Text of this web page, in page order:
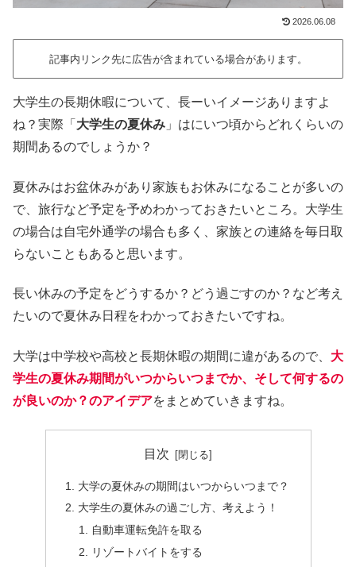
2026.06.08
記事内リンク先に広告が含まれている場合があります。
大学生の長期休暇について、長ーいイメージありますよ
ね？実際「 大学生の夏休み 」はにいつ頃からどれくらいの
期間あるのでしょうか？
夏休みはお盆休みがあり家族もお休みになることが多いの
で、旅行など予定を予めわかっておきたいところ。大学生
の場合は自宅外通学の場合も多く、家族との連絡を毎日取
らないこともあると思います。
長い休みの予定をどうするか？どう過ごすのか？など考え
たいので夏休み日程をわかっておきたいですね。
大学は中学校や高校と長期休暇の期間に違があるので、 大
学生の夏休み期間がいつからいつまでか、そして何するの
が良いのか？のアイデアをまとめていきますね。
目次
大学の夏休みの期間はいつからいつまで？
大学生の夏休みの過ごし方、考えよう！
自動車運転免許を取る
リゾートバイトをする